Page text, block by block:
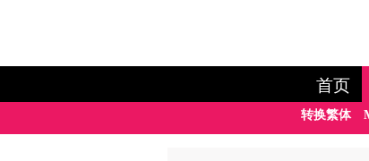
首页
转换繁体